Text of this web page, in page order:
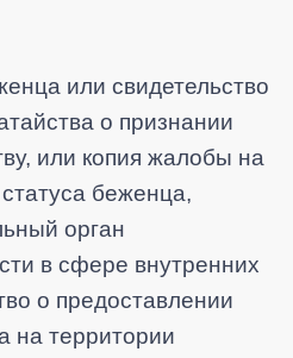
или свидетельство
о признании
или копия жалобы на
беженца,
орган
в сфере внутренних
о предоставлении
на территории